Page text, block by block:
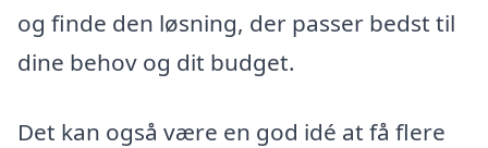
og finde den løsning, der passer bedst til
dine behov og dit budget.
Det kan også være en god idé at få flere